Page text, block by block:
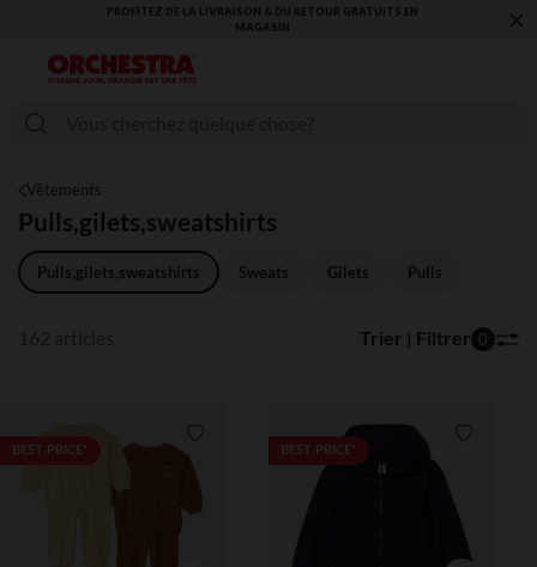
VOUS ALLEZ ADORER LA RENTRÉE ! DÉCOUVREZ LA NOUVELLE
COLLECTION !
×
Vêtements
Pulls,gilets,sweatshirts
Pulls,gilets,sweatshirts Sweats Gilets Pulls
Trier | Filtrer 0
BEST PRICE* Liste de souhaits
BEST PRICE*